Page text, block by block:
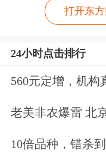
打开东
24小时点击排行
560元定增，机构
老美非农爆雷 北
10倍品种，错杀